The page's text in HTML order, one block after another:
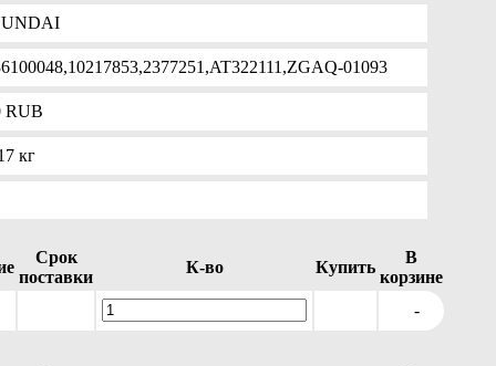
01093
RUB
кг
Срок
поставки
К-во Купить
В
корзине
-